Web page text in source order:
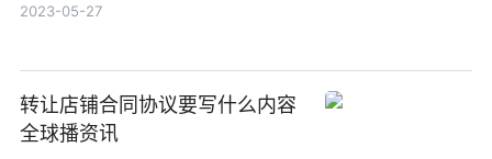
2023-05-27
转让店铺合同协议要写什么内容
全球播资讯